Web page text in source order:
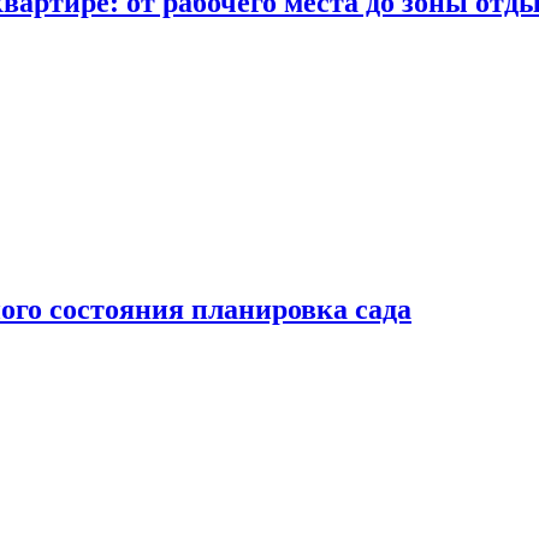
состояния планировка сада